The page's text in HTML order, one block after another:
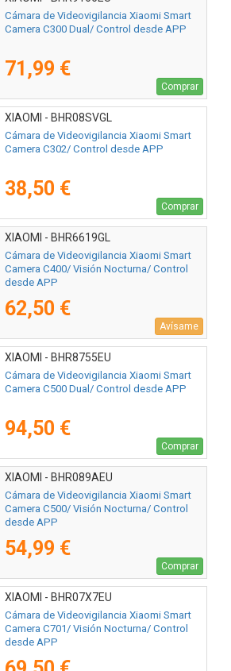
Cámara de Videovigilancia Xiaomi Smart
Camera C300 Dual/ Control desde APP
71,99 €
Comprar
XIAOMI - BHR08SVGL
Cámara de Videovigilancia Xiaomi Smart
Camera C302/ Control desde APP
38,50 €
Comprar
XIAOMI - BHR6619GL
Cámara de Videovigilancia Xiaomi Smart
Camera C400/ Visión Nocturna/ Control
desde APP
62,50 €
Avísame
XIAOMI - BHR8755EU
Cámara de Videovigilancia Xiaomi Smart
Camera C500 Dual/ Control desde APP
94,50 €
Comprar
XIAOMI - BHR089AEU
Cámara de Videovigilancia Xiaomi Smart
Camera C500/ Visión Nocturna/ Control
desde APP
54,99 €
Comprar
XIAOMI - BHR07X7EU
Cámara de Videovigilancia Xiaomi Smart
Camera C701/ Visión Nocturna/ Control
desde APP